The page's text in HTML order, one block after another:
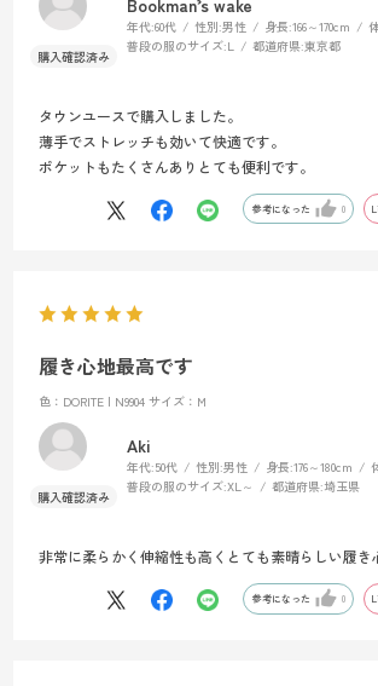
年代:60代 性別:男性 身長:166～170cm
普段の服のサイズ:L 都道府県:東京都
タウンユースで購入しました。
薄手でストレッチも効いて快適です。
ポケットもたくさんありとても便利です。
参考になった 0
履き心地最高です
色：DORITE | N9904 サイズ：M
Aki
年代:50代 性別:男性 身長:176～180cm
普段の服のサイズ:XL～ 都道府県:埼玉県
非常に柔らかく伸縮性も高くとても素晴らしい履き
参考になった 0